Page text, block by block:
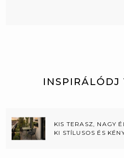
INSPIRÁLÓDJ
KIS TERASZ, NAGY
KI STÍLUSOS ÉS